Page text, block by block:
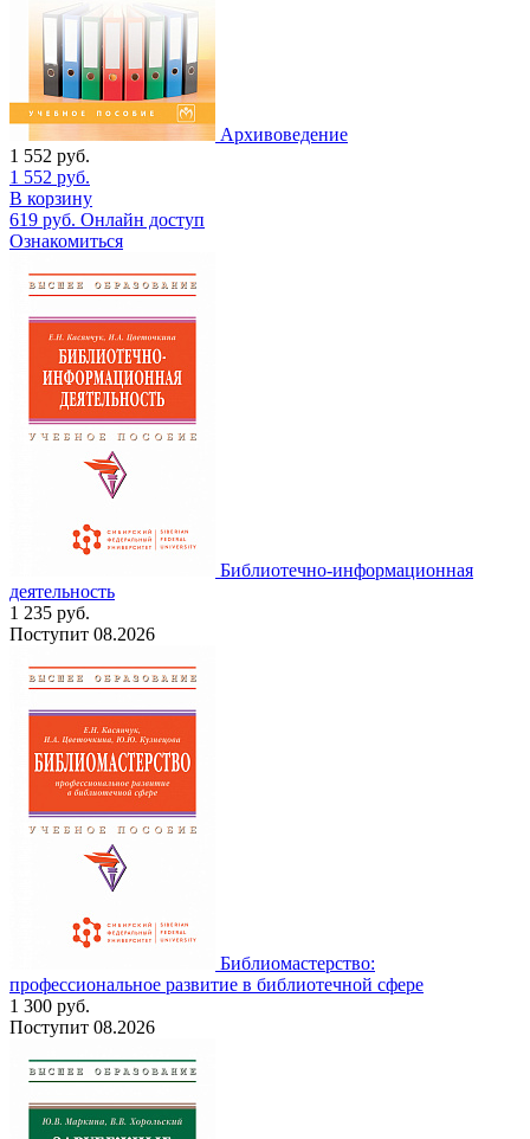
Архивоведение
1 552 руб.
1 552 руб.
В корзину
619 руб. Онлайн доступ
Ознакомиться
Библиотечно-информационная
деятельность
1 235 руб.
Поступит 08.2026
Библиомастерство:
профессиональное развитие в библиотечной сфере
1 300 руб.
Поступит 08.2026